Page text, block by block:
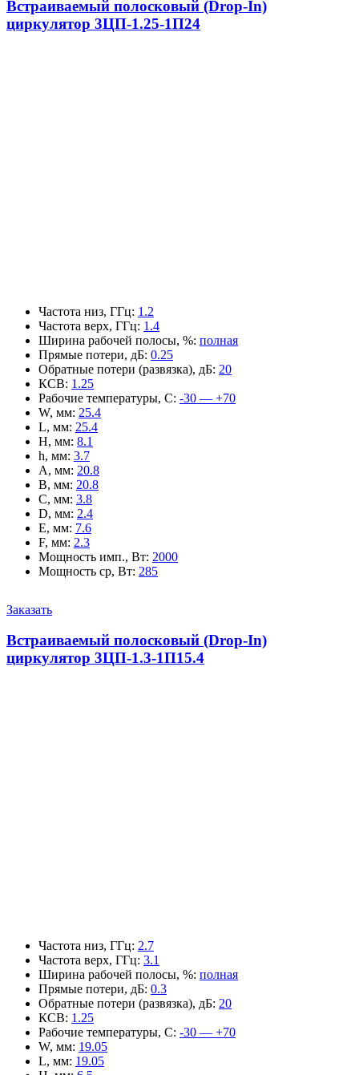
Встраиваемый полосковый (Drop-In)
циркулятор 3ЦП-1.25-1П24
Частота низ, ГГц: 1.2
Частота верх, ГГц: 1.4
Ширина рабочей полосы, %: полная
Прямые потери, дБ: 0.25
Обратные потери (развязка), дБ: 20
КСВ: 1.25
Рабочие температуры, С: -30 — +70
W, мм: 25.4
L, мм: 25.4
H, мм: 8.1
h, мм: 3.7
A, мм: 20.8
B, мм: 20.8
C, мм: 3.8
D, мм: 2.4
E, мм: 7.6
F, мм: 2.3
Мощность имп., Вт: 2000
Мощность ср, Вт: 285
Заказать
Встраиваемый полосковый (Drop-In)
циркулятор 3ЦП-1.3-1П15.4
Частота низ, ГГц: 2.7
Частота верх, ГГц: 3.1
Ширина рабочей полосы, %: полная
Прямые потери, дБ: 0.3
Обратные потери (развязка), дБ: 20
КСВ: 1.25
Рабочие температуры, С: -30 — +70
W, мм: 19.05
L, мм: 19.05